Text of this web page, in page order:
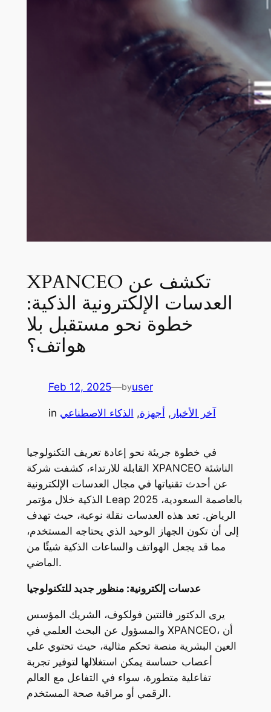
XPANCEO تكشف عن
العدسات الإلكترونية الذكية:
خطوة نحو مستقبل بلا
هواتف؟
Feb 12, 2025—byuser
in آخر الأخبار , أجهزة, الذكاء الاصطناعي
في خطوة جريئة نحو إعادة تعريف التكنولوجيا
القابلة للارتداء، كشفت شركة XPANCEO الناشئة
عن أحدث تقنياتها في مجال العدسات الإلكترونية
الذكية خلال مؤتمر Leap 2025 بالعاصمة السعودية،
الرياض. تعد هذه العدسات نقلة نوعية، حيث تهدف
إلى أن تكون الجهاز الوحيد الذي يحتاجه المستخدم،
مما قد يجعل الهواتف والساعات الذكية شيئًا من
الماضي.
عدسات إلكترونية: منظور جديد للتكنولوجيا
يرى الدكتور فالنتين فولكوف، الشريك المؤسس
والمسؤول عن البحث العلمي في XPANCEO، أن
العين البشرية منصة تحكم مثالية، حيث تحتوي على
أعصاب حساسة يمكن استغلالها لتوفير تجربة
تفاعلية متطورة، سواء في التفاعل مع العالم
الرقمي أو مراقبة صحة المستخدم.